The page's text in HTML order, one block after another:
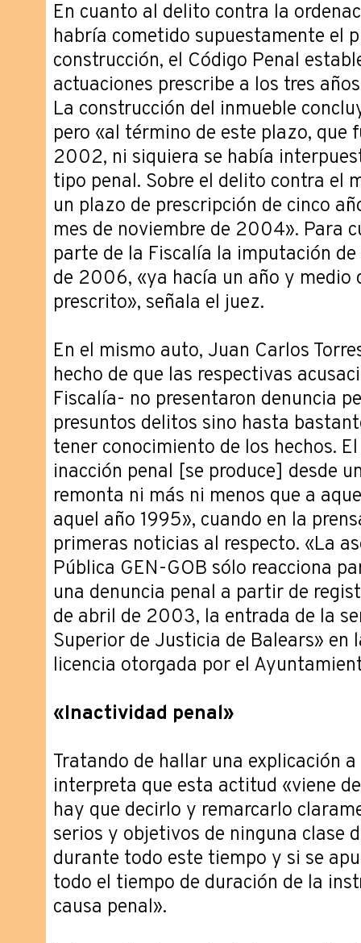
En cuanto al delito contra la
habría cometido supuestamente el
construcción, el Código Penal
actuaciones prescribe a los tres
La construcción del inmueble
pero «al término de este plazo, que
2002, ni siquiera se había
tipo penal. Sobre el delito contra el
un plazo de prescripción de cinco
mes de noviembre de 2004». Para
parte de la Fiscalía la imputación
de 2006, «ya hacía un año y medio
prescrito», señala el juez.
En el mismo auto, Juan Carlos
hecho de que las respectivas
Fiscalía- no presentaron denuncia
presuntos delitos sino hasta
tener conocimiento de los hechos.
inacción penal [se produce] desde
remonta ni más ni menos que a
aquel año 1995», cuando en la
primeras noticias al respecto. «La
Pública GEN-GOB sólo reacciona
una denuncia penal a partir de
de abril de 2003, la entrada de la
Superior de Justicia de Balears» en
licencia otorgada por el
«Inactividad penal»
Tratando de hallar una explicación
interpreta que esta actitud «viene
hay que decirlo y remarcarlo
serios y objetivos de ninguna clase
durante todo este tiempo y si se
todo el tiempo de duración de la
causa penal».